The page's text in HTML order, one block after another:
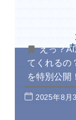
えっ？
てくれるの
を特別公開！
2025年8月